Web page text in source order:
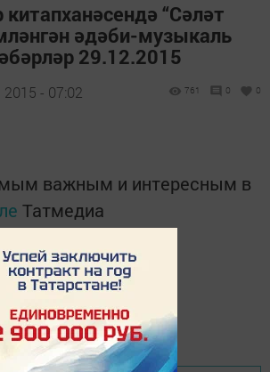
“Сәләт
әдәби-музыкаль
29.12.2015
- 07:02 761 0 0
важным и интересным в
Татмедиа
Татарстана в
MАХ: